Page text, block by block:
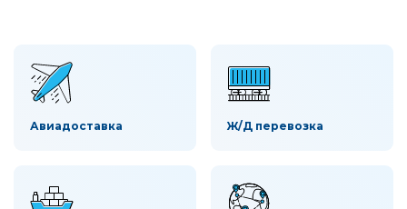
Авиадоставка Ж/Д перевозка